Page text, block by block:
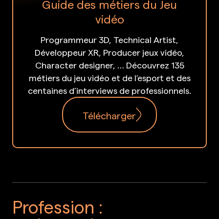
Guide des métiers du Jeu
vidéo
Programmeur 3D, Technical Artist,
Développeur XR, Producer jeux vidéo,
Character designer, … Découvrez 135
métiers du jeu vidéo et de l’esport et des
centaines d’interviews de professionnels.
Télécharger
Profession :